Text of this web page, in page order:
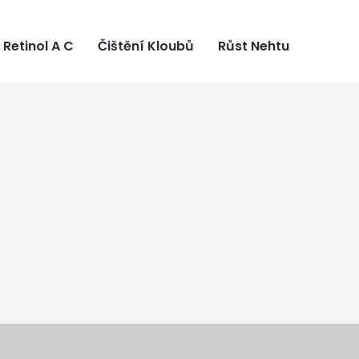
Retinol A C Čištění Kloubů Růst Nehtu